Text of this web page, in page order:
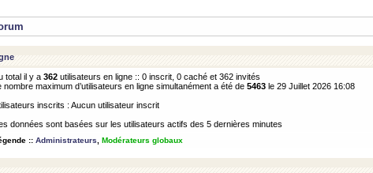
total il y a 362 utilisateurs en ligne :: 0 inscrit, 0 caché et 362 invités
nombre maximum d’utilisateurs en ligne simultanément a été de 5463 le 29 Juillet 2026 16:08
inscrits : Aucun utilisateur inscrit
données sont basées sur les utilisateurs actifs des 5 dernières minutes
:: Administrateurs Modérateurs globaux